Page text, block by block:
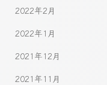
2022年2月
2022年1月
2021年12月
2021年11月